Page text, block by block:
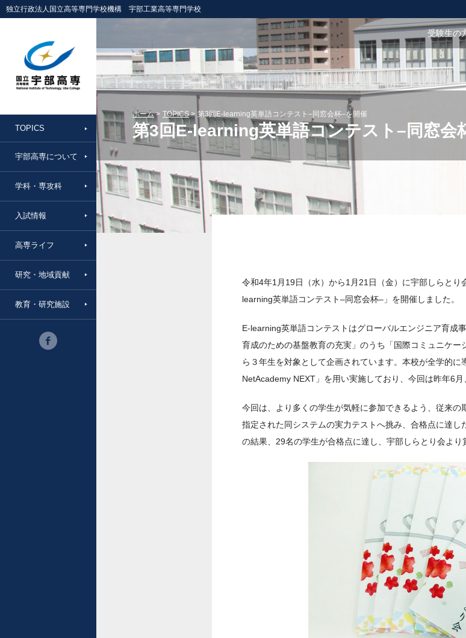
独立行政法人国立高等専門学校機構 宇部工業高等専門学校
TOPICS
宇部高専について
学科・専攻科
入試情報
高専ライフ
研究・地域貢献
教育・研究施設
受験生の
ホーム TOPICS 第3回E-learning英単語コンテスト–同窓会杯–を開催
第3回E-learning英単語コンテスト–同窓会
令和4年1月19日（水）から1月21日（金）に宇部しらと
learning英単語コンテスト–同窓会杯–」を開催しました。
E-learning英単語コンテストはグローバルエンジニア育成
育成のための基盤教育の充実」のうち「国際コミュニケ
ら３年生を対象として企画されています。本校が全学的
NetAcademy NEXT」を用い実施しており、今回は昨年6
今回は、より多くの学生が気軽に参加できるよう、従来
指定された同システムの実力テストへ挑み、合格点に達
の結果、29名の学生が合格点に達し、宇部しらとり会より